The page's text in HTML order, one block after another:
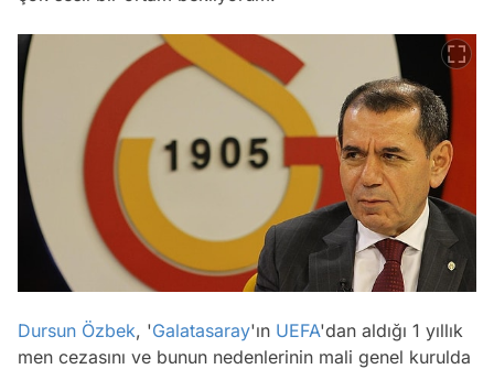
Dursun Özbek, 'Galatasaray'ın UEFA'dan aldığı 1 yıllık
men cezasını ve bunun nedenlerinin mali genel kurulda